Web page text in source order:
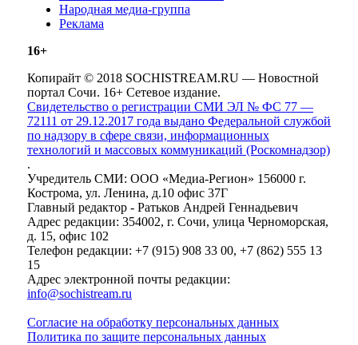
Народная медиа-группа
Реклама
16+
Копирайт © 2018 SOCHISTREAM.RU — Новостной
портал Сочи. 16+ Сетевое издание.
Свидетельство о регистрации СМИ ЭЛ № ФС 77 —
72111 от 29.12.2017 года выдано Федеральной службой
по надзору в сфере связи, информационных
технологий и массовых коммуникаций (Роскомнадзор)
.
Учредитель СМИ: ООО «Медиа-Регион» 156000 г.
Кострома, ул. Ленина, д.10 офис 37Г
Главный редактор - Ратьков Андрей Геннадьевич
Адрес редакции: 354002, г. Сочи, улица Черноморская,
д. 15, офис 102
Телефон редакции: +7 (915) 908 33 00, +7 (862) 555 13
15
Адрес электронной почты редакции:
info@sochistream.ru
Согласие на обработку персональных данных
Политика по защите персональных данных